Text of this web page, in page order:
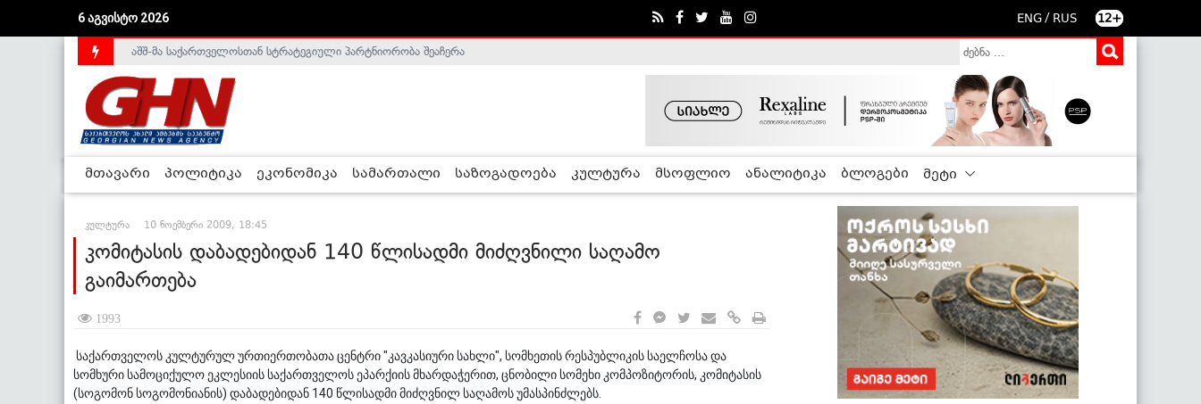
6 აგვისტო 2026 ENG / RUS 12+
საქართველოს დე-ფაქტო მთავრობა არალეგიტიმურია - ჰელსინკის კომისია
აშშ-მა საქართველოსთან სტრატეგიული პარტნიორობა შეაჩერა
მთავარი პოლიტიკა ეკონომიკა სამართალი საზოგადოება კულტურა მსოფლიო ანალიტიკა ბლოგები მეტი
კულტურა 10 ნოემბერი 2009, 18:45
კომიტასის დაბადებიდან 140 წლისადმი მიძღვნილი საღამო
გაიმართება
1993
საქართველოს კულტურულ ურთიერთობათა ცენტრი "კავკასიური სახლი", სომხეთის რესპუბლიკის საელჩოსა და
სომხური სამოციქულო ეკლესიის საქართველოს ეპარქიის მხარდაჭერით, ცნობილი სომეხი კომპოზიტორის, კომიტასის
(სოგომონ სოგომონიანის) დაბადებიდან 140 წლისადმი მიძღვნილ საღამოს უმასპინძლებს.